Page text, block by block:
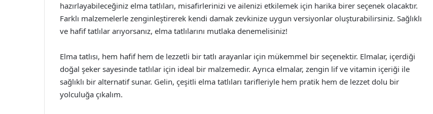
hazırlayabileceğiniz elma tatlıları, misafirlerinizi ve ailenizi etkilemek için harika birer seçenek olacaktır.
Farklı malzemelerle zenginleştirerek kendi damak zevkinize uygun versiyonlar oluşturabilirsiniz. Sağlıklı
ve hafif tatlılar arıyorsanız, elma tatlılarını mutlaka denemelisiniz!
Elma tatlısı, hem hafif hem de lezzetli bir tatlı arayanlar için mükemmel bir seçenektir. Elmalar, içerdiği
doğal şeker sayesinde tatlılar için ideal bir malzemedir. Ayrıca elmalar, zengin lif ve vitamin içeriği ile
sağlıklı bir alternatif sunar. Gelin, çeşitli elma tatlıları tarifleriyle hem pratik hem de lezzet dolu bir
yolculuğa çıkalım.